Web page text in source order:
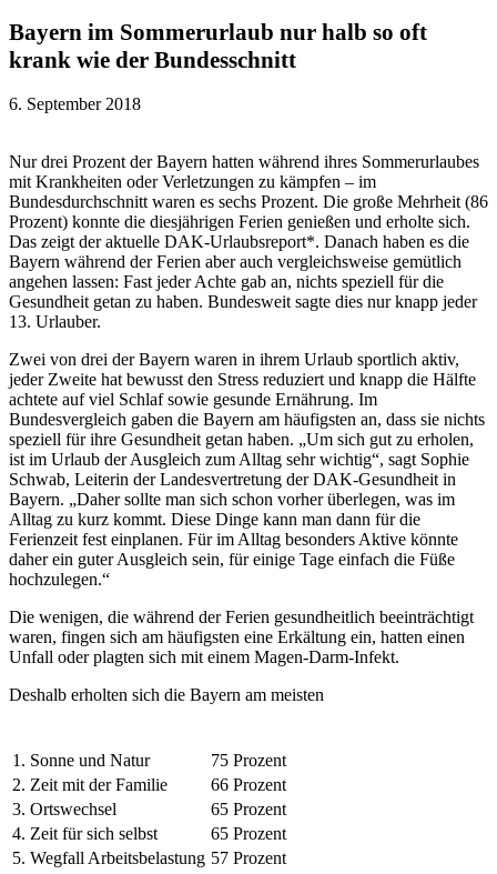
Bayern im Sommerurlaub nur halb so oft
krank wie der Bundesschnitt
6. September 2018
Nur drei Prozent der Bayern hatten während ihres Sommerurlaubes
mit Krankheiten oder Verletzungen zu kämpfen – im
Bundesdurchschnitt waren es sechs Prozent. Die große Mehrheit (86
Prozent) konnte die diesjährigen Ferien genießen und erholte sich.
Das zeigt der aktuelle DAK-Urlaubsreport*. Danach haben es die
Bayern während der Ferien aber auch vergleichsweise gemütlich
angehen lassen: Fast jeder Achte gab an, nichts speziell für die
Gesundheit getan zu haben. Bundesweit sagte dies nur knapp jeder
13. Urlauber.
Zwei von drei der Bayern waren in ihrem Urlaub sportlich aktiv,
jeder Zweite hat bewusst den Stress reduziert und knapp die Hälfte
achtete auf viel Schlaf sowie gesunde Ernährung. Im
Bundesvergleich gaben die Bayern am häufigsten an, dass sie nichts
speziell für ihre Gesundheit getan haben. „Um sich gut zu erholen,
ist im Urlaub der Ausgleich zum Alltag sehr wichtig“, sagt Sophie
Schwab, Leiterin der Landesvertretung der DAK-Gesundheit in
Bayern. „Daher sollte man sich schon vorher überlegen, was im
Alltag zu kurz kommt. Diese Dinge kann man dann für die
Ferienzeit fest einplanen. Für im Alltag besonders Aktive könnte
daher ein guter Ausgleich sein, für einige Tage einfach die Füße
hochzulegen.“
Die wenigen, die während der Ferien gesundheitlich beeinträchtigt
waren, fingen sich am häufigsten eine Erkältung ein, hatten einen
Unfall oder plagten sich mit einem Magen-Darm-Infekt.
Deshalb erholten sich die Bayern am meisten
1. Sonne und Natur
75 Prozent
2. Zeit mit der Familie
66 Prozent
3. Ortswechsel
65 Prozent
4. Zeit für sich selbst
65 Prozent
5. Wegfall Arbeitsbelastung 57 Prozent